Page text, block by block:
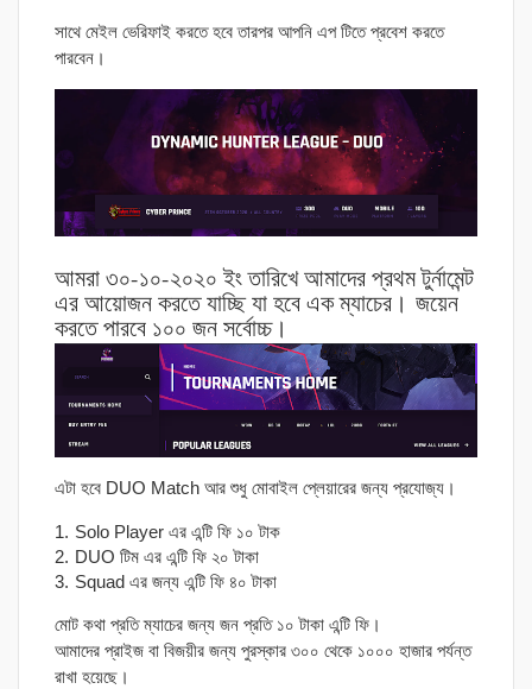
সাথে মেইল ভেরিফাই করতে হবে তারপর আপনি এপ টিতে প্রবেশ করতে
পারবেন।
আমরা ৩০-১০-২০২০ ইং তারিখে আমাদের প্রথম টুর্নামেন্ট
এর আয়োজন করতে যাচ্ছি যা হবে এক ম্যাচের। জয়েন
করতে পারবে ১০০ জন সর্বোচ্চ।
এটা হবে DUO Match আর শুধু মোবাইল প্লেয়ারের জন্য প্রযোজ্য।
Solo Player এর এন্টি ফি ১০ টাক
DUO টিম এর এন্টি ফি ২০ টাকা
Squad এর জন্য এন্টি ফি ৪০ টাকা
মোট কথা প্রতি ম্যাচের জন্য জন প্রতি ১০ টাকা এন্টি ফি।
আমাদের প্রাইজ বা বিজয়ীর জন্য পুরস্কার ৩০০ থেকে ১০০০ হাজার পর্যন্ত
রাখা হয়েছে।